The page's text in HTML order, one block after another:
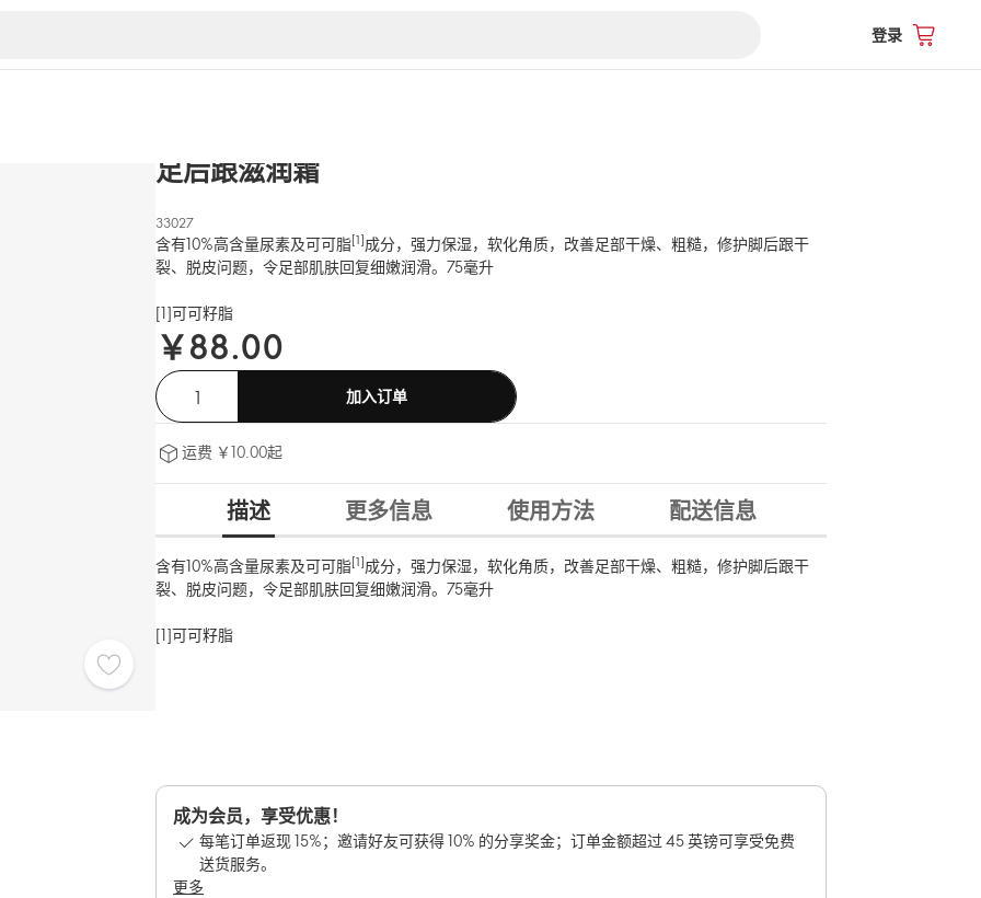
登录
33027
足后跟滋润霜
含有10%高含量尿素及可可脂[1]成分，强力保湿，软化角质，改善足部干燥、粗糙，修护脚后跟干
裂、脱皮问题，令足部肌肤回复细嫩润滑。75毫升
[1]可可籽脂
￥88.00
加入订单
运费 ￥10.00起
描述 更多信息 使用方法 配送信息
含有10%高含量尿素及可可脂[1]成分，强力保湿，软化角质，改善足部干燥、粗糙，修护脚后跟干
裂、脱皮问题，令足部肌肤回复细嫩润滑。75毫升
[1]可可籽脂
成为会员，享受优惠！
每笔订单返现 15%；邀请好友可获得 10% 的分享奖金；订单金额超过 45 英镑可享受免费
送货服务。
更多